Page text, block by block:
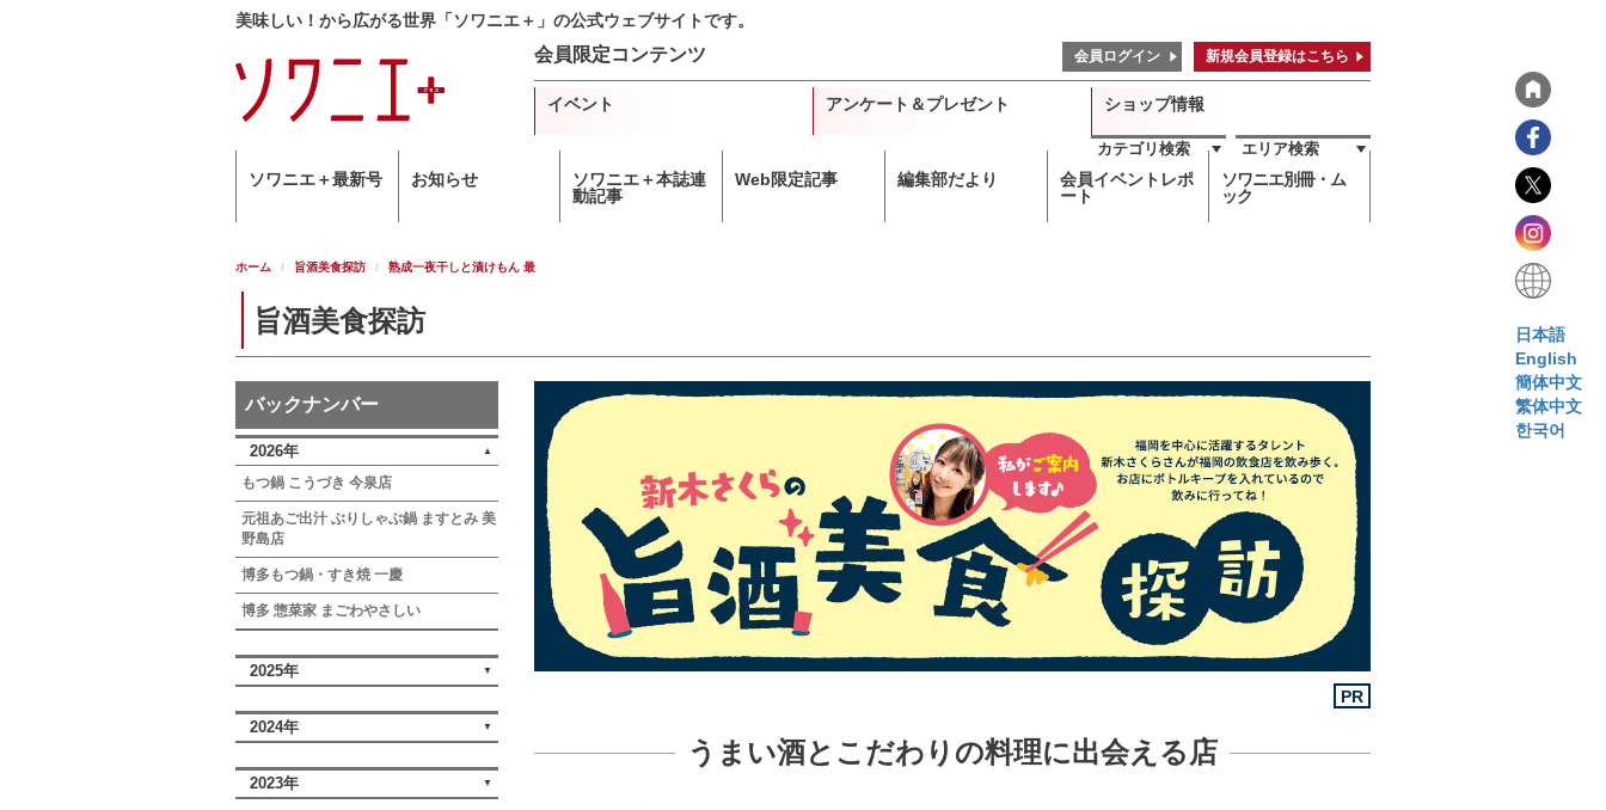
美味しい！から広がる世界「ソワニエ＋」の公式ウェブサイトです。
会員ログイン 新規会員登録はこちら
会員限定コンテンツ
イベント アンケート＆プレゼント ショップ情報
カテゴリ検索 エリア検索
ソワニエ＋最新号 お知らせ
ソワニエ＋本誌連
動記事
Web限定記事 編集部だより
会員イベントレポ
ート
ソワニエ別冊・ム
ック
ホーム 旨酒美食探訪 熟成一夜干しと漬けもん 最
旨酒美食探訪
バックナンバー
2026年
もつ鍋 こうづき 今泉店
元祖あご出汁 ぶりしゃぶ鍋 ますとみ 美
野島店
博多もつ鍋・すき焼 一慶
博多 惣菜家 まごわやさしい
2025年
2024年
2023年
PR
うまい酒とこだわりの料理に出会える店
日本語
English
簡体中文
繁体中文
한국어